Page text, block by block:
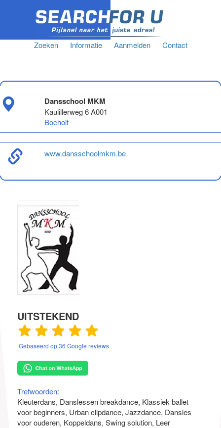
Zoeken Informatie Aanmelden Contact
Dansschool MKM
Kaulillerweg 6 A001
Bocholt
www.dansschoolmkm.be
UITSTEKEND
Gebaseerd op 36 Google reviews
Trefwoorden:
Kleuterdans Danslessen breakdance Klassiek ballet
voor beginners Urban clipdance Jazzdance Dansles
voor ouderen Koppeldans Swing solution Leer